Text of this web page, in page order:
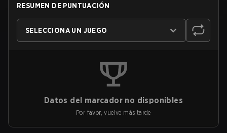
RESUMEN DE PUNTUACIÓN
SELECCIONA UN JUEGO
Datos del marcador no disponibles
Por favor, vuelve más tarde